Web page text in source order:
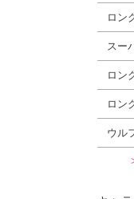
ロン
スー
ロン
ロン
ウル